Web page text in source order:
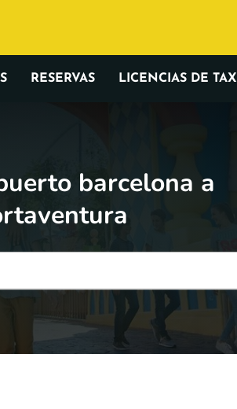
RESERVAS LICENCIAS DE TAXI
barcelona a